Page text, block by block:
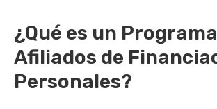
¿Qué es un
Afiliados de
Personales?